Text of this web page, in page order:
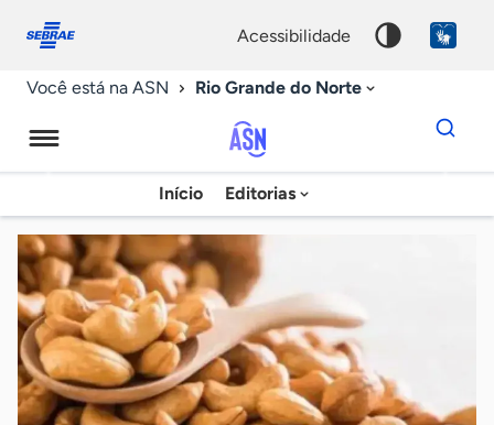
conosco
acessibilidade
Você está na ASN Rio Grande do Norte
Agência
Sebrae
de
Notícias
Início Editorias
Dados
para
chave